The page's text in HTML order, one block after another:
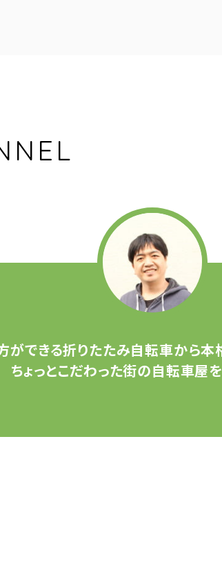
ができる折りたたみ自転車から本
ちょっとこだわった街の自転車屋を